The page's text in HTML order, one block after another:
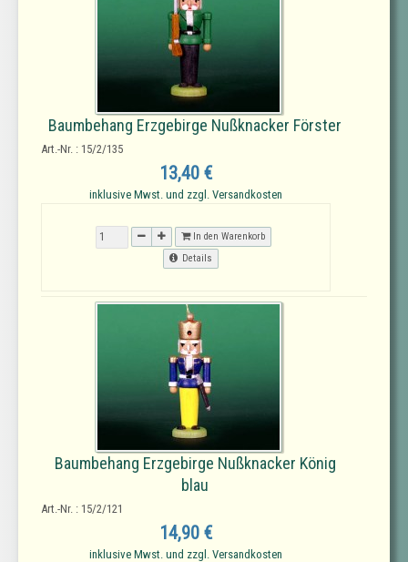
Baumbehang Erzgebirge Nußknacker Förster
Art.-Nr. : 15/2/135
13,40 €
inklusive Mwst. und zzgl. Versandkosten
In den Warenkorb
Details
Baumbehang Erzgebirge Nußknacker König
blau
Art.-Nr. : 15/2/121
14,90 €
inklusive Mwst. und zzgl. Versandkosten